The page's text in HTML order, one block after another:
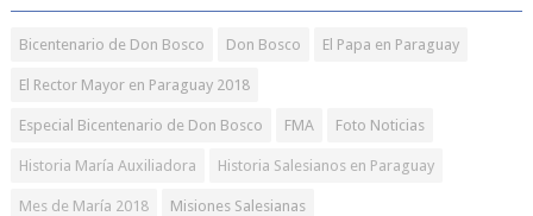
Bicentenario de Don Bosco Don Bosco El Papa en Paraguay
El Rector Mayor en Paraguay 2018
Especial Bicentenario de Don Bosco FMA Foto Noticias
Historia María Auxiliadora Historia Salesianos en Paraguay
Mes de María 2018 Misiones Salesianas